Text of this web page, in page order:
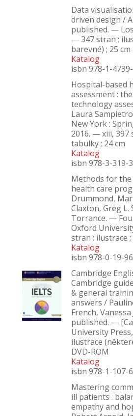
Data
driven design /
published. — Los
— 347 stran :
barevné) ; 25 cm
Katalog
isbn 978-1-
Hospital-based
assessment :
technology
Laura
New York :
2016. — xiii, 397
tabulky ; 24 cm
Katalog
isbn 978-3-319-
Methods for
health care
Drummond,
Claxton, Greg L.
Torrance. —
Oxford
stran : ilustrace ;
Katalog
isbn 978-0-19-
Cambridge
Cambridge
& general
answers /
French,
published. —
University
ilustrace
DVD-ROM
Katalog
isbn 978-1-107-
Mastering
ill patients :
empathy and